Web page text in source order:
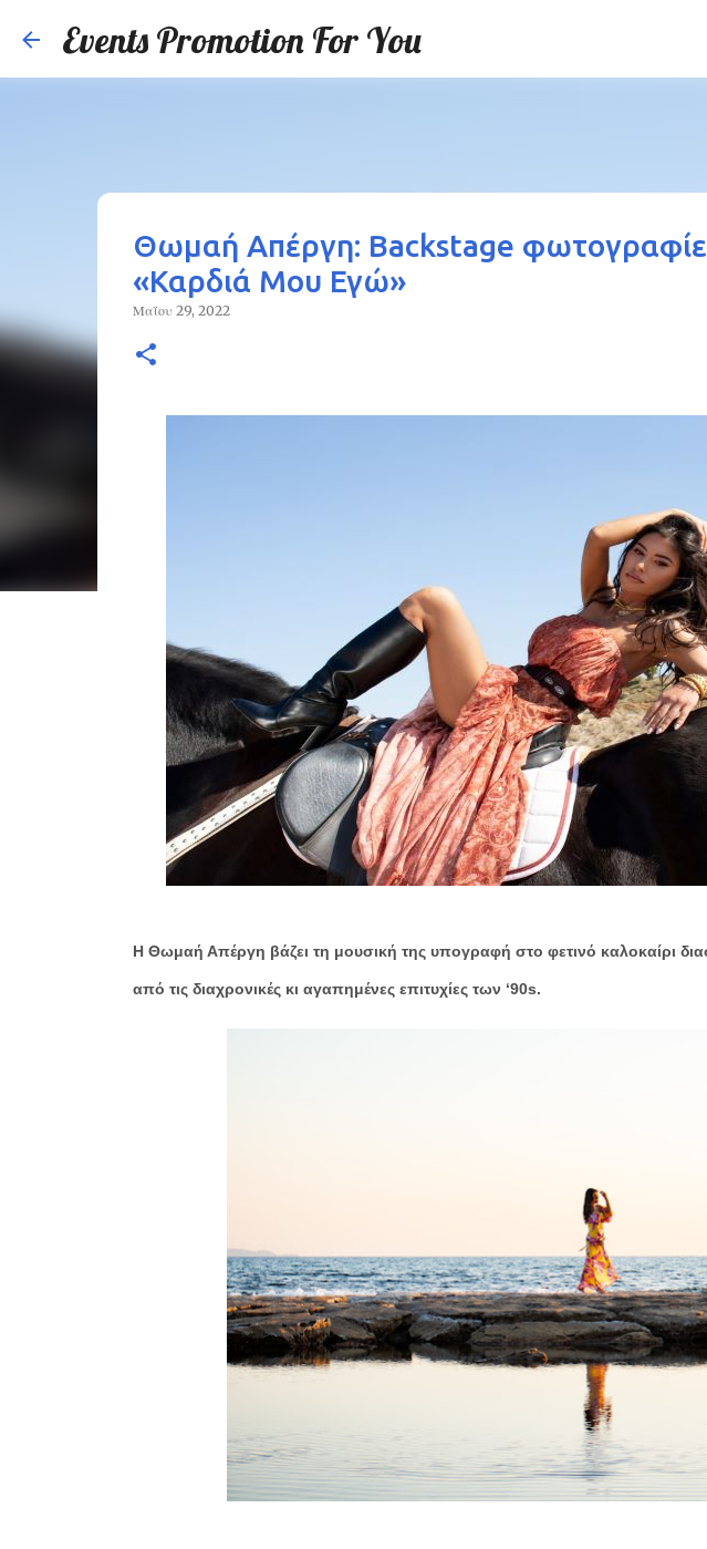
Events Promotion For You
Θωμαή Απέργη: Backstage
«Καρδιά Μου Εγώ»
Μαΐου 29, 2022
ΗΘωμαή Απέργη βάζει τη μουσική της υπογραφή στο φετινό καλοκαίρι
από τις διαχρονικές κι αγαπημένες επιτυχίες των ‘90s.